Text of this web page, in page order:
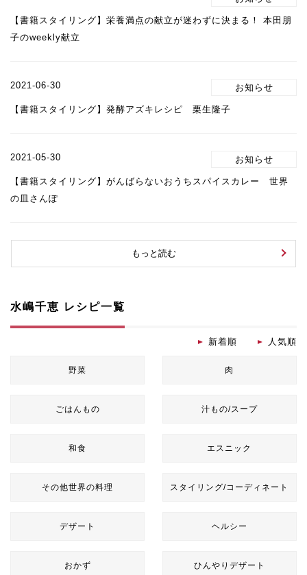
【書籍スタイリング】栄養満点の献立が迷わずに決まる！ 本田朋
子のweekly献立
2021-06-30
【書籍スタイリング】発酵アズキレシピ 栗生隆子
2021-05-30
【書籍スタイリング】がんばらないおうちスパイスカレー 世界
の皿さんぽ
もっと読む
水嶋千恵 レシピ一覧
新着順 人気順
野菜 肉
ごはんもの 汁もの/スープ
和食 エスニック
その他世界の料理 スタイリング/コーディネート
デザート ヘルシー
おかず ひんやりデザート